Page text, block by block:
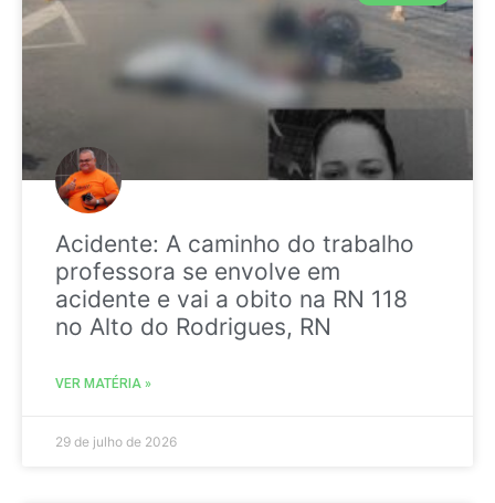
Acidente: A caminho do trabalho
professora se envolve em
acidente e vai a obito na RN 118
no Alto do Rodrigues, RN
VER MATÉRIA »
29 de julho de 2026